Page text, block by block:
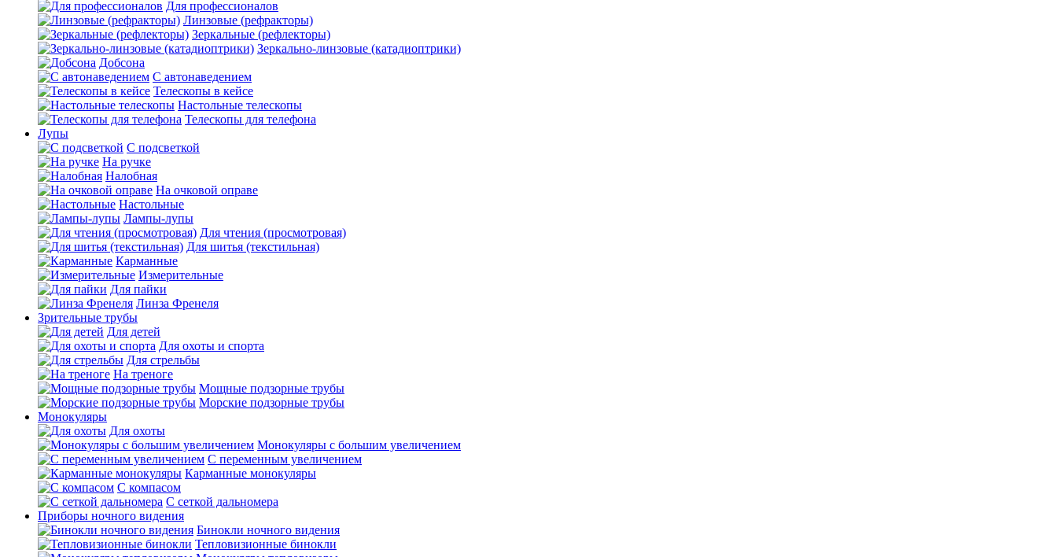
Для профессионалов
Линзовые (рефракторы)
Зеркальные (рефлекторы)
Зеркально-линзовые (катадиоптрики)
Добсона
С автонаведением
Телескопы в кейсе
Настольные телескопы
Телескопы для телефона
Лупы
С подсветкой
На ручке
Налобная
На очковой оправе
Настольные
Лампы-лупы
Для чтения (просмотровая)
Для шитья (текстильная)
Карманные
Измерительные
Для пайки
Линза Френеля
Зрительные трубы
Для детей
Для охоты и спорта
Для стрельбы
На треноге
Мощные подзорные трубы
Морские подзорные трубы
Монокуляры
Для охоты
Монокуляры с большим увеличением
С переменным увеличением
Карманные монокуляры
С компасом
С сеткой дальномера
Приборы ночного видения
Бинокли ночного видения
Тепловизионные бинокли